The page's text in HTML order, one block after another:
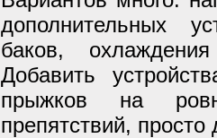
дополнительных
баков,
Добавить
прыжков на
препятствий,